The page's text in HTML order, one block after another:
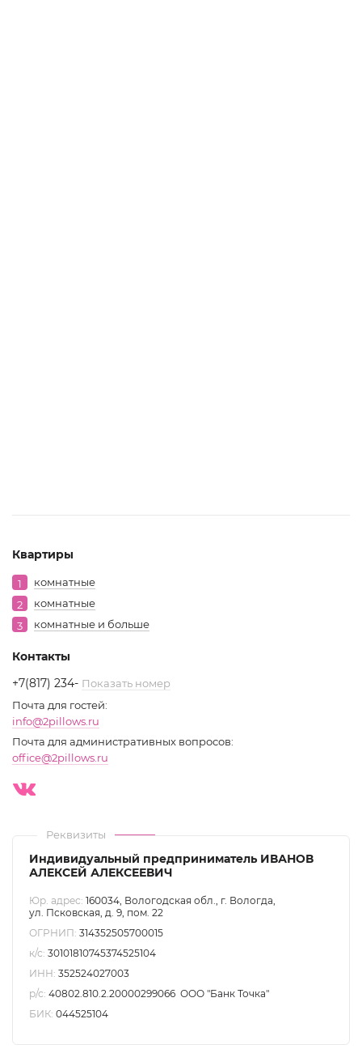
Квартиры
1
комнатные
2
комнатные
3
комнатные и больше
Контакты
+7(817) 234- Показать номер
Почта для гостей:
info@2pillows.ru
Почта для административных вопросов:
office@2pillows.ru
Реквизиты
Индивидуальный предприниматель ИВАНОВ
АЛЕКСЕЙ АЛЕКСЕЕВИЧ
Юр. адрес: 160034, Вологодская обл., г. Вологда,
ул. Псковская, д. 9, пом. 22
ОГРНИП: 314352505700015
к/с: 30101810745374525104
ИНН: 352524027003
р/с: 40802.810.2.20000299066 ООО "Банк Точка"
БИК: 044525104